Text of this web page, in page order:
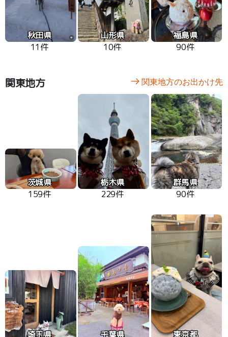
秋田県
11件
山形県
10件
福島県
90件
関東地方 関東地方のお出かけ先
茨城県
159件
栃木県
229件
群馬県
90件
埼玉県 千葉県 東京都